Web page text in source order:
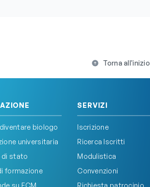
Torna all'inizio
biologo
universitaria
di stato
formazione
su ECM
SERVIZI
Iscrizione
Ricerca Iscritti
Modulistica
Convenzioni
Richiesta patrocinio